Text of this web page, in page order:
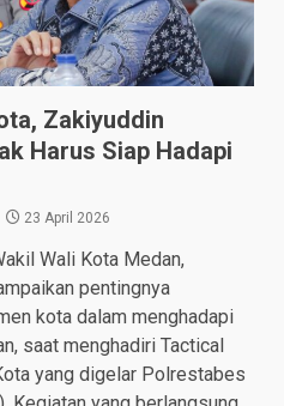
Zakiyuddin
Harus Siap Hadapi
23 April 2026
Wali Kota Medan,
pentingnya
kota dalam menghadapi
saat menghadiri Tactical
yang digelar Polrestabes